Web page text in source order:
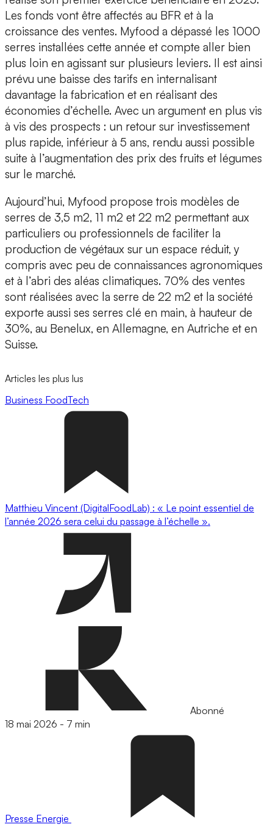
Les fonds vont être affectés au BFR et à la
croissance des ventes. Myfood a dépassé les 1000
serres installées cette année et compte aller bien
plus loin en agissant sur plusieurs leviers. Il est ainsi
prévu une baisse des tarifs en internalisant
davantage la fabrication et en réalisant des
économies d’échelle. Avec un argument en plus vis
à vis des prospects : un retour sur investissement
plus rapide, inférieur à 5 ans, rendu aussi possible
suite à l’augmentation des prix des fruits et légumes
sur le marché.
Aujourd’hui, Myfood propose trois modèles de
serres de 3,5 m2, 11 m2 et 22 m2 permettant aux
particuliers ou professionnels de faciliter la
production de végétaux sur un espace réduit, y
compris avec peu de connaissances agronomiques
et à l’abri des aléas climatiques. 70% des ventes
sont réalisées avec la serre de 22 m2 et la société
exporte aussi ses serres clé en main, à hauteur de
30%, au Benelux, en Allemagne, en Autriche et en
Suisse.
Articles les plus lus
Business FoodTech
Matthieu Vincent (DigitalFoodLab) : « Le point essentiel de
l’année 2026 sera celui du passage à l’échelle ».
Abonné
18 mai 2026 - 7 min
Presse Energie